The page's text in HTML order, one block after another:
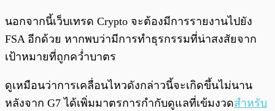
นอกจากนี้เว็บเทรด Crypto จะต้องมีการรายงานไปยัง
FSA อีกด้วย หากพบว่ามีการทำธุรกรรมที่น่าสงสัยจาก
เป้าหมายที่ถูกคว่ำบาตร
ดูเหมือนว่าการเคลื่อนไหวดังกล่าวนี้จะเกิดขึ้นไม่นาน
หลังจาก G7 ได้เพิ่มมาตรการกำกับดูแลที่เข้มงวดสำหรับ